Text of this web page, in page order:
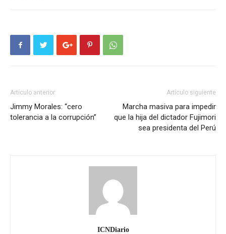
Artículo anterior
Jimmy Morales: “cero
tolerancia a la corrupción”
Artículo siguiente
Marcha masiva para impedir
que la hija del dictador Fujimori
sea presidenta del Perú
ICNDiario